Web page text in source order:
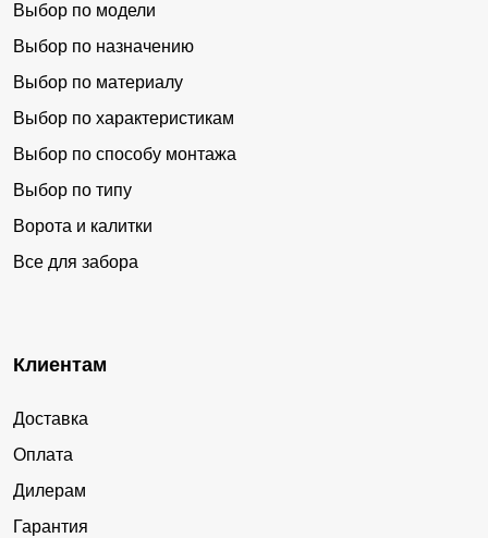
Выбор по модели
Выбор по назначению
Выбор по материалу
Выбор по характеристикам
Выбор по способу монтажа
Выбор по типу
Ворота и калитки
Все для забора
Клиентам
Доставка
Оплата
Дилерам
Гарантия